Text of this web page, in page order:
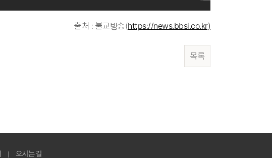
출처 : 불교방송(https://news.bbsi.co.kr)
목록
오시는 길